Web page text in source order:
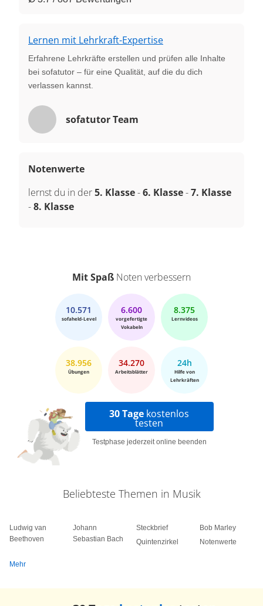
Lernen mit Lehrkraft-Expertise
Erfahrene Lehrkräfte erstellen und prüfen alle Inhalte
bei sofatutor – für eine Qualität, auf die du dich
verlassen kannst.
sofatutor Team
Notenwerte
lernst du in der5. Klasse-6. Klasse-7. Klasse
-8. Klasse
Mit Spaß Noten verbessern
10.571
sofaheld-Level
6.600
vorgefertigte
Vokabeln
8.375
Lernvideos
38.956
Übungen
34.270
Arbeitsblätter
24h
Hilfe von
Lehrkräften
30 Tage kostenlos
testen
Testphase jederzeit online beenden
Beliebteste Themen in Musik
Ludwig van
Beethoven
Johann
Sebastian Bach
Steckbrief
Quintenzirkel
Bob Marley
Notenwerte
Mehr